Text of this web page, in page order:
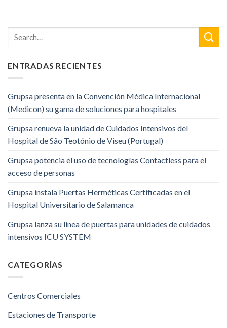
ENTRADAS RECIENTES
Grupsa presenta en la Convención Médica Internacional
(Medicon) su gama de soluciones para hospitales
Grupsa renueva la unidad de Cuidados Intensivos del
Hospital de São Teotónio de Viseu (Portugal)
Grupsa potencia el uso de tecnologías Contactless para el
acceso de personas
Grupsa instala Puertas Herméticas Certificadas en el
Hospital Universitario de Salamanca
Grupsa lanza su línea de puertas para unidades de cuidados
intensivos ICU SYSTEM
CATEGORÍAS
Centros Comerciales
Estaciones de Transporte